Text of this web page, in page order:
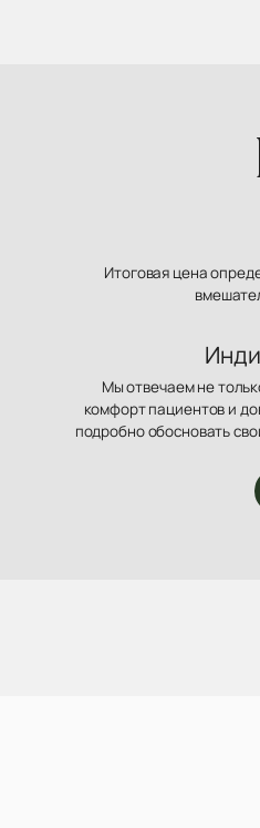
Итоговая цена
Мы отвечаем не
комфорт пациентов и
подробно обосновать